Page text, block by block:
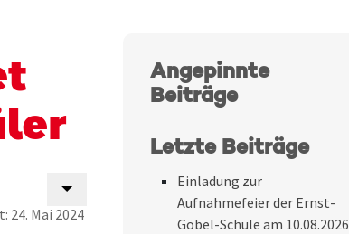
Mai 2024
Angepinnte
Beiträge
Letzte Beiträge
Einladung zur
Aufnahmefeier der Ernst-
Göbel-Schule am 10.08.2026